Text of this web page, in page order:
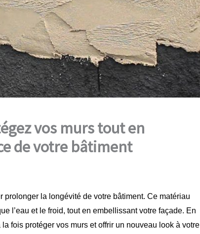
vos murs tout en
de votre bâtiment
prolonger la longévité de votre bâtiment. Ce matériau
l’eau et le froid, tout en embellissant votre façade. En
fois protéger vos murs et offrir un nouveau look à votre